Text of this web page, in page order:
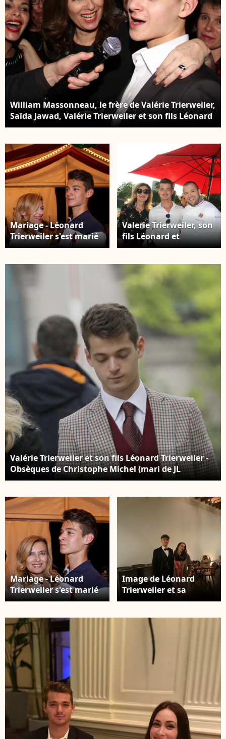
William Massonneau, le frère de Valérie Trierweiler,
Saïda Jawad, Valérie Trierweiler et son fils Léonard
- Prix spécial - Valérie Trierweiler fête son 50ème
fils et son ex mari au Banana Café à Paris le 20
février 2015.
Mariage - Léonard
Trierweiler s'est marié
avec sa compagne
Trierweiler et son fils
Paris le 26 juin 2015.
Valerie Trierweiler, son
fils Léonard et
Guillaume Gomez (chef
de l'Elysée) - 6ème
édition du Trophée de
Gastronomique au
Paris Yacht Marina à
Paris, France, le 28 juin
2018. © Philippe
Baldini/Bestimage
Valérie Trierweiler et son fils Léonard Trierweiler -
Obsèques de Christophe Michel (mari de JL
Romero) au crématorium du cimetière du Père
Mariage - Léonard
Trierweiler s'est marié
avec sa compagne
Trierweiler et son fils
Léonard dansent lors
de l'inauguration de la
Fête des Tuileries à
Paris le 26 juin 2015.
Image de Léonard
Trierweiler et sa
femme Jenny à New